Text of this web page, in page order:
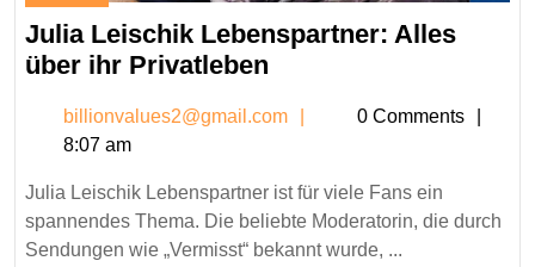
26,
2026
Julia Leischik Lebenspartner: Alles
über ihr Privatleben
Lebenspartner:
über
ihr
Privatleben
billionvalues2@gmail.com
0 Comments
8:07 am
Julia Leischik Lebenspartner ist für viele Fans ein
spannendes Thema. Die beliebte Moderatorin, die durch
Sendungen wie „Vermisst“ bekannt wurde, ...